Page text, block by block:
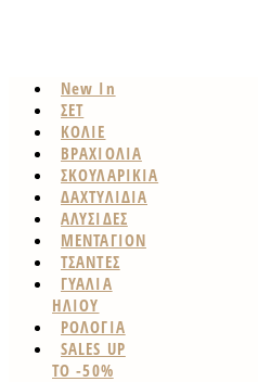
New In
ΣΕΤ
ΚΟΛΙΕ
ΒΡΑΧΙΟΛΙΑ
ΣΚΟΥΛΑΡΙΚΙΑ
ΔΑΧΤΥΛΙΔΙΑ
ΑΛΥΣΙΔΕΣ
ΜΕΝΤΑΓΙΟΝ
ΤΣΑΝΤΕΣ
ΓΥΑΛΙΑ
ΗΛΙΟΥ
ΡΟΛΟΓΙΑ
SALES UP
TO -50%